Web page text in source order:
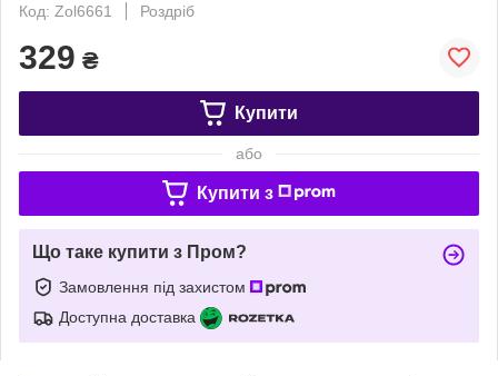
Код: Zol6661
Роздріб
329 ₴
Купити
або
Купити з
Що таке купити з Пром?
Замовлення під захистом
Доступна доставка